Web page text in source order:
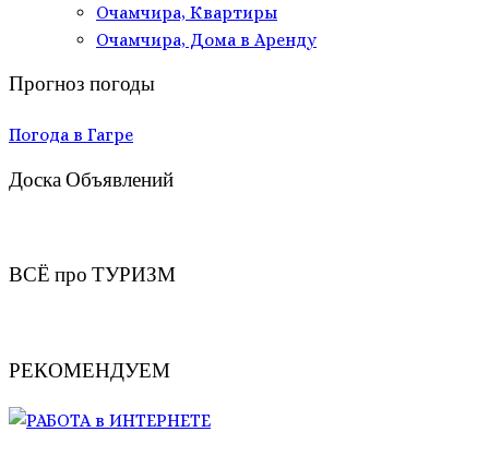
Очамчира, Квартиры
Очамчира, Дома в Аренду
Прогноз погоды
Погода в Гагре
Доска Объявлений
ВСЁ про ТУРИЗМ
РЕКОМЕНДУЕМ